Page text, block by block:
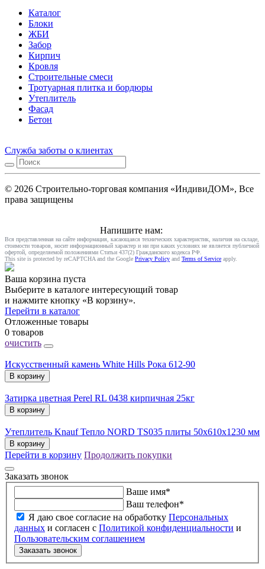
Каталог
Блоки
ЖБИ
Забор
Кирпич
Кровля
Строительные смеси
Тротуарная плитка и бордюры
Утеплитель
Фасад
Бетон
Служба заботы о клиентах
© 2026 Строительно-торговая компания «ИндивиДОМ», Все
права защищены
Напишите нам:
Вся представленная на сайте информация, касающаяся технических характеристик, наличия на складе,
стоимости товаров, носит информационный характер и ни при каких условиях не является публичной
офертой, определяемой положениями Статьи 437(2) Гражданского кодекса РФ.
This site is protected by reCAPTCHA and the Google Privacy Policy and Terms of Service apply.
Ваша корзина пуста
Выберите в каталоге интересующий товар
и нажмите кнопку «В корзину».
Перейти в каталог
Отложенные товары
0 товаров
очистить
Искусственный камень White Hills Рока 612-90
В корзину
Затирка цветная Perel RL 0438 кирпичная 25кг
В корзину
Утеплитель Knauf Тепло NORD TS035 плиты 50х610х1230 мм
В корзину
Перейти в корзину Продолжить покупки
Заказать звонок
Ваше имя*
Ваш телефон*
Я даю свое согласие на обработку Персональных
данных и согласен с Политикой конфиденциальности и
Пользовательским соглашением
Заказать звонок